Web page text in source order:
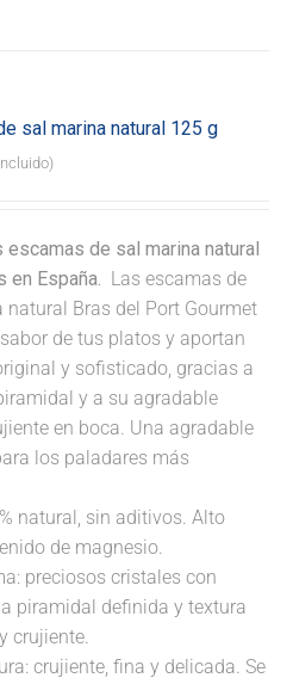
sal marina natural 125 g
escamas de sal marina natural
en España. Las escamas de
natural Bras del Port Gourmet
de tus platos y aportan
y sofisticado, gracias a
y a su agradable
en boca. Una agradable
los paladares más
natural, sin aditivos. Alto
de magnesio.
preciosos cristales con
piramidal definida y textura
crujiente.
crujiente, fina y delicada. Se